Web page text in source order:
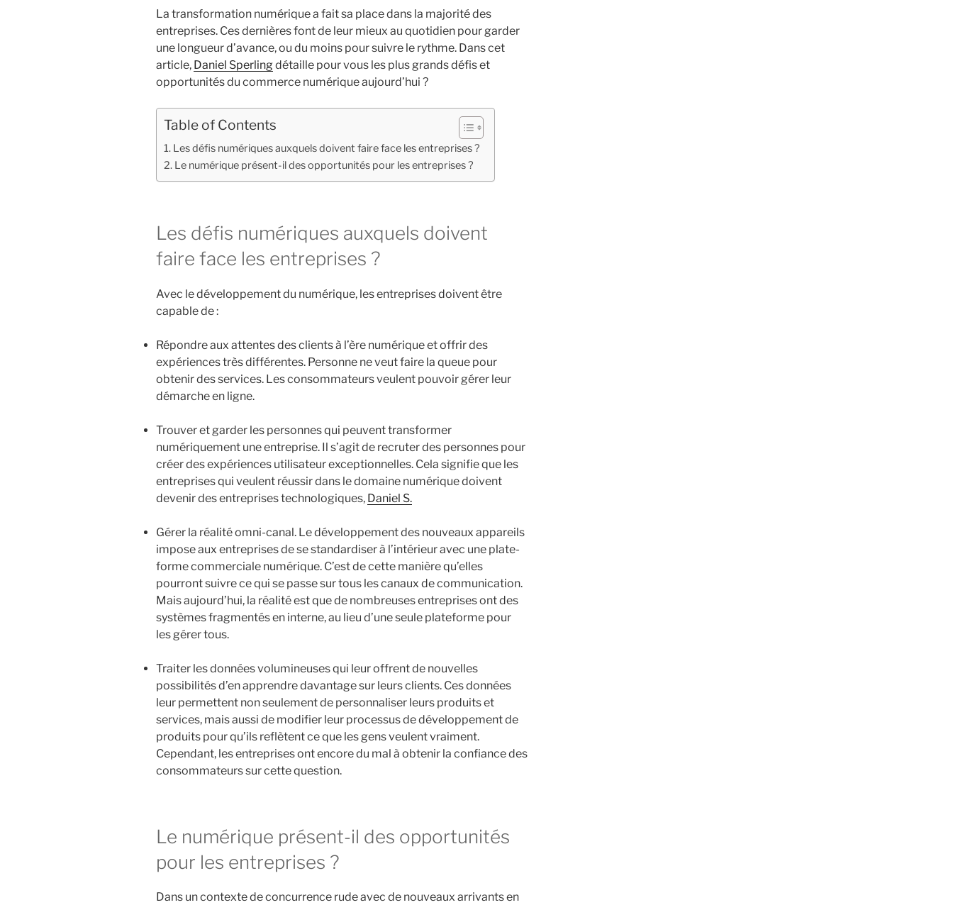
La transformation numérique a fait sa place dans la majorité des
entreprises. Ces dernières font de leur mieux au quotidien pour garder
une longueur d’avance, ou du moins pour suivre le rythme. Dans cet
article, Daniel Sperlingdétaille pour vous les plus grands défis et
opportunités du commerce numérique aujourd’hui ?
Table of Contents
Les défis numériques auxquels doivent faire face les entreprises ?
Le numérique présent-il des opportunités pour les entreprises ?
Les défis numériques auxquels doivent
faire face les entreprises ?
Avec le développement du numérique, les entreprises doivent être
capable de :
Répondre aux attentes des clients à l’ère numérique et offrir des
expériences très différentes. Personne ne veut faire la queue pour
obtenir des services. Les consommateurs veulent pouvoir gérer leur
démarche en ligne.
Trouver et garder les personnes qui peuvent transformer
numériquement une entreprise. Il s’agit de recruter des personnes pour
créer des expériences utilisateur exceptionnelles. Cela signifie que les
entreprises qui veulent réussir dans le domaine numérique doivent
devenir des entreprises technologiques, Daniel S.
Gérer la réalité omni-canal. Le développement des nouveaux appareils
impose aux entreprises de se standardiser à l’intérieur avec une plate-
forme commerciale numérique. C’est de cette manière qu’elles
pourront suivre ce qui se passe sur tous les canaux de communication.
Mais aujourd’hui, la réalité est que de nombreuses entreprises ont des
systèmes fragmentés en interne, au lieu d’une seule plateforme pour
les gérer tous.
Traiter les données volumineuses qui leur offrent de nouvelles
possibilités d’en apprendre davantage sur leurs clients. Ces données
leur permettent non seulement de personnaliser leurs produits et
services, mais aussi de modifier leur processus de développement de
produits pour qu’ils reflètent ce que les gens veulent vraiment.
Cependant, les entreprises ont encore du mal à obtenir la confiance des
consommateurs sur cette question.
Le numérique présent-il des opportunités
pour les entreprises ?
Dans un contexte de concurrence rude avec de nouveaux arrivants en